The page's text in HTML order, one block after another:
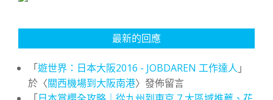
最新的回應
「遊世界：日本大阪2016 - JOBDAREN 工作達人 」
於〈關西機場到大阪南港〉發佈留言